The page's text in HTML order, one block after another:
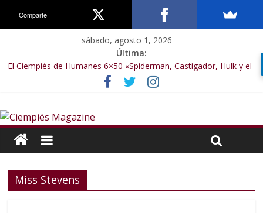
sábado, agosto 1, 2026
Última:
El Ciempiés de Humanes 6×50 «Spiderman, Castigador, Hulk y el
final de la sexta temporada»
El Ciempiés de Humanes 6×49 «Kiritaaaaa»
El Ciempiés de Humanes 6×47 «De nada por nada»
El Ciempiés de Humanes 6×46 «Ciudadano Minion»
Miss Stevens
Comparte